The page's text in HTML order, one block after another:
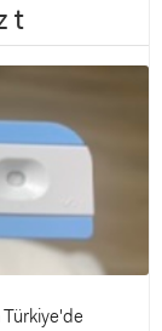
t
Türkiye'de